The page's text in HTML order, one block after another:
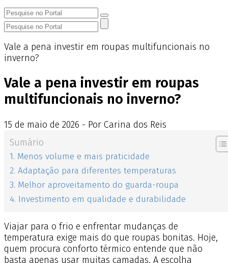
Vale a pena investir em roupas multifuncionais no
inverno?
Vale a pena investir em roupas
multifuncionais no inverno?
15 de maio de 2026 - Por Carina dos Reis
Sumário
1. Menos volume e mais praticidade
2. Adaptação para diferentes temperaturas
3. Melhor aproveitamento do guarda-roupa
4. Investimento em qualidade e durabilidade
Viajar para o frio e enfrentar mudanças de
temperatura exige mais do que roupas bonitas. Hoje,
quem procura conforto térmico entende que não
basta apenas usar muitas camadas. A escolha